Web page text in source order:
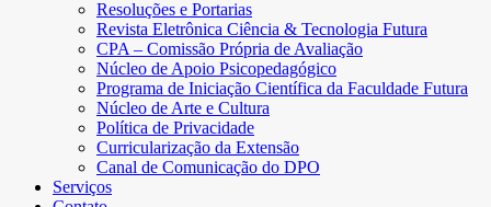
Resoluções e Portarias
Revista Eletrônica Ciência & Tecnologia Futura
CPA – Comissão Própria de Avaliação
Núcleo de Apoio Psicopedagógico
Programa de Iniciação Científica da Faculdade Futura
Núcleo de Arte e Cultura
Política de Privacidade
Curricularização da Extensão
Canal de Comunicação do DPO
Serviços